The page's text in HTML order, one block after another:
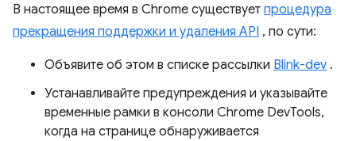
В настоящее время в Chrome существует процедура
прекращения поддержки и удаления API , по сути:
Объявите об этом в списке рассылки Blink-dev .
Устанавливайте предупреждения и указывайте
временные рамки в консоли Chrome DevTools,
когда на странице обнаруживается